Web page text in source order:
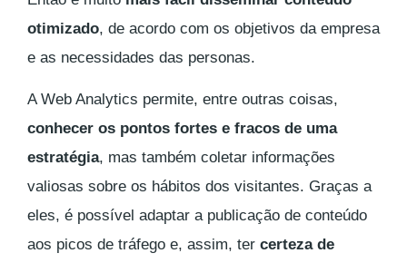
otimizado, de acordo com os objetivos da empresa
e as necessidades das personas.
A Web Analytics permite, entre outras coisas,
conhecer os pontos fortes e fracos de uma
estratégia, mas também coletar informações
valiosas sobre os hábitos dos visitantes. Graças a
eles, é possível adaptar a publicação de conteúdo
aos picos de tráfego e, assim, ter certeza de